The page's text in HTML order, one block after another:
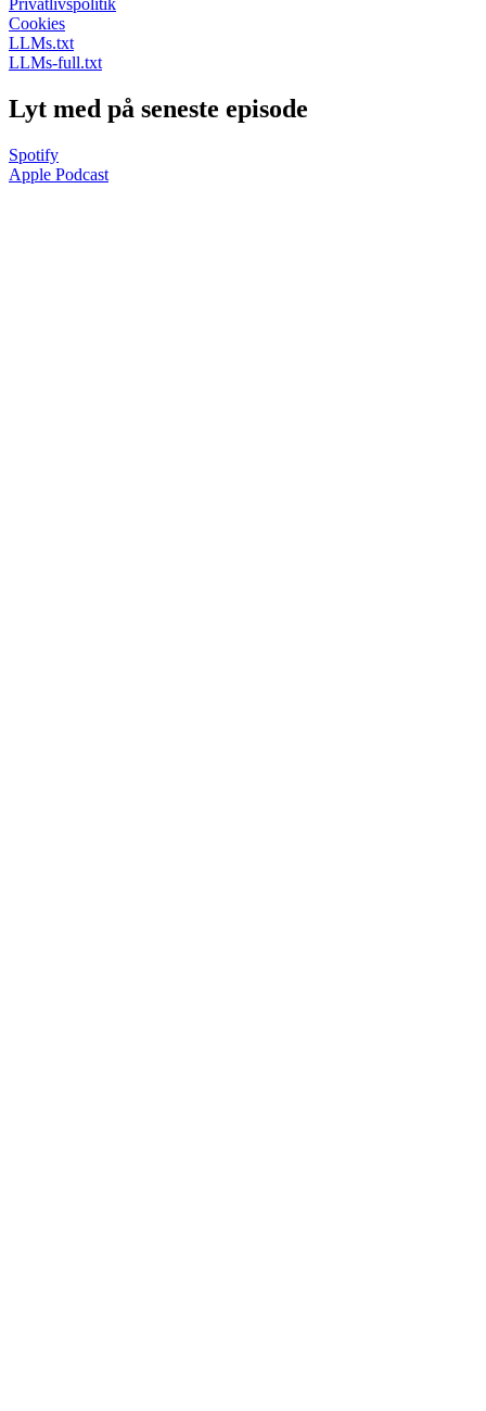
Privatlivspolitik
Cookies
LLMs.txt
LLMs-full.txt
Lyt med på seneste episode
Spotify
Apple Podcast